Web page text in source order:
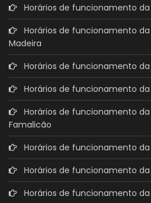
Horários de funcionamento da
Horários de funcionamento da
Madeira
Horários de funcionamento da
Horários de funcionamento da
Horários de funcionamento da
Famalicão
Horários de funcionamento da
Horários de funcionamento da
Horários de funcionamento da